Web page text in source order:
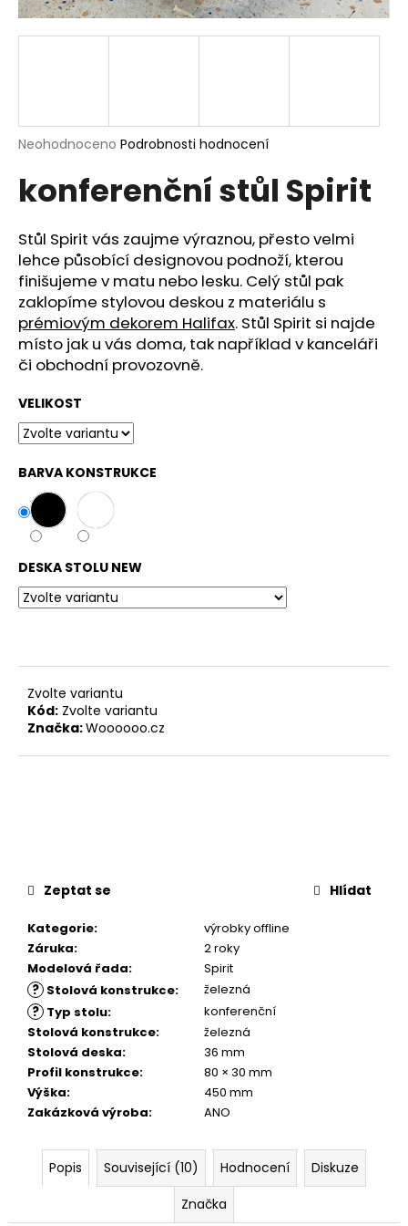
Průměrné
produktu
je
z
5
hvězdiček.
Neohodnoceno Podrobnosti hodnocení
konferenční stůl Spirit
Stůl Spirit vás zaujme výraznou, přesto velmi
lehce působící designovou podnoží, kterou
finišujeme v matu nebo lesku. Celý stůl pak
zaklopíme stylovou deskou z materiálu s
prémiovým dekorem Halifax. Stůl Spirit si najde
místo jak u vás doma, tak například v kanceláři
či obchodní provozovně.
VELIKOST
BARVA KONSTRUKCE
DESKA STOLU NEW
Zvolte variantu
Kód: Zvolte variantu
Značka:Woooooo.cz
Kategorie:
výrobky offline
Záruka:
2 roky
Modelová řada: Spirit
? Stolová konstrukce: železná
? Typ stolu:
konferenční
Stolová konstrukce:
železná
Stolová deska:
36 mm
Profil konstrukce:
80 × 30 mm
Výška:
450 mm
Zakázková výroba: ANO
Zeptat se Hlídat
Popis Související (10) Hodnocení
Diskuze
Značka
a
j
?
D
o
p
o
r
č
u
j
e
m
e
VZORKY
DESEK
A
Kč